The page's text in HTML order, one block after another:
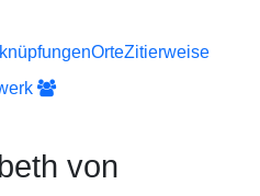
OrteZitierweise
von